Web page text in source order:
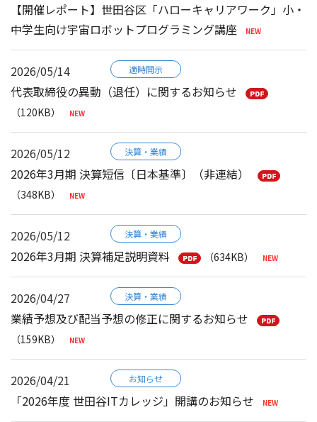
【開催レポート】世田谷区「ハローキャリアワーク」小・
中学生向け宇宙ロボットプログラミング講座
2026/05/14 適時開示
代表取締役の異動（退任）に関するお知らせ
（120KB）
2026/05/12 決算・業績
2026年3月期 決算短信〔日本基準〕（非連結）
（348KB）
2026/05/12 決算・業績
2026年3月期 決算補足説明資料 （634KB）
2026/04/27 決算・業績
業績予想及び配当予想の修正に関するお知らせ
（159KB）
2026/04/21 お知らせ
「2026年度 世田谷ITカレッジ」開講のお知らせ